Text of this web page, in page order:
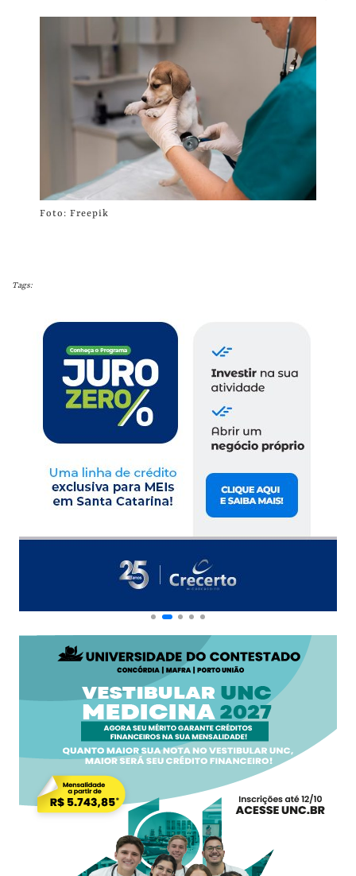
Foto: Freepik
Tags: